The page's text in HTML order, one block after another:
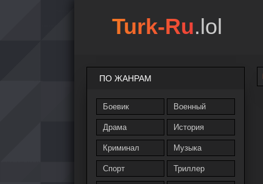
ПО ЖАНРАМ
Боевик
Драма
Криминал
Спорт
Военный
История
Музыка
Триллер
Turk-Ru.lol